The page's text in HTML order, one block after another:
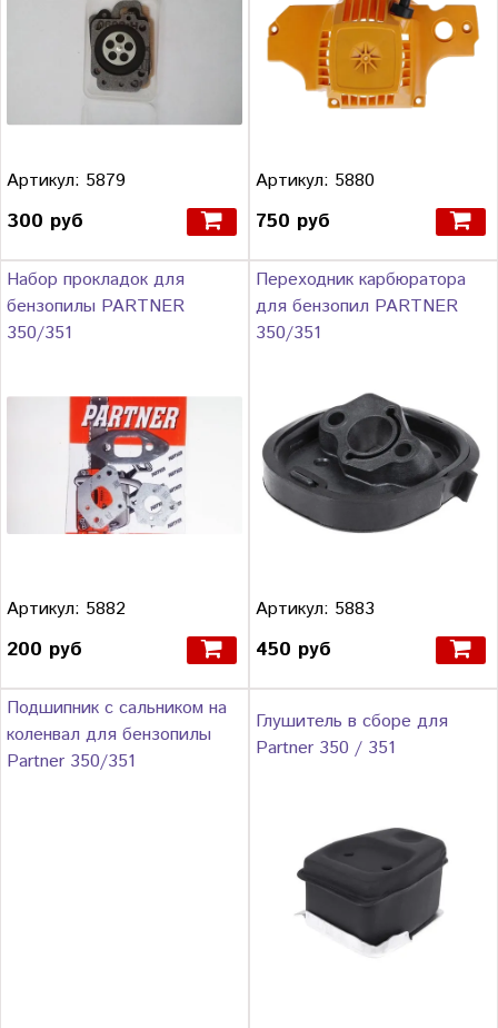
Артикул: 5879
300 руб
Артикул: 5880
750 руб
Набор прокладок для
бензопилы PARTNER
350/351
Артикул: 5882
200 руб
Переходник карбюратора
для бензопил PARTNER
350/351
Артикул: 5883
450 руб
Подшипник с сальником на
коленвал для бензопилы
Partner 350/351
Глушитель в сборе для
Partner 350 / 351